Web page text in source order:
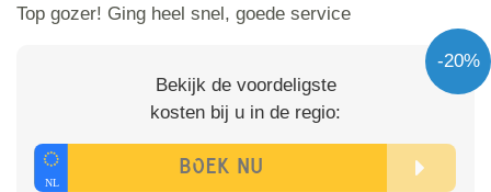
Top gozer! Ging heel snel, goede service
-20%
Bekijk de voordeligste
kosten bij u in de regio: